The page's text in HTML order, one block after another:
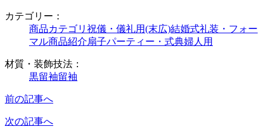
カテゴリー：
商品カテゴリ 祝儀・儀礼用(末広)結婚式礼装・フォー
マル商品紹介扇子パーティー・式典婦人用
材質・装飾技法：
黒留袖留袖
前の記事へ
次の記事へ